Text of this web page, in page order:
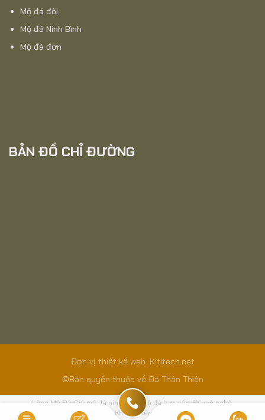
Mộ đá đôi
Mộ đá Ninh Bình
Mộ đá đơn
BẢN ĐỒ CHỈ ĐƯỜNG
Đơn vị thiết kế web: Kititech.net
©Bản quyền thuộc về Đá Thân Thiện
Lăng Mộ Đá Giá mộ đá ninh bình Mộ đá tam cấp Đá mỹ nghệ
Lăng Mộ Công Giáo Lan Can Khuôn Viên Lăng Mộ Lăng Mộ Ninh Bình